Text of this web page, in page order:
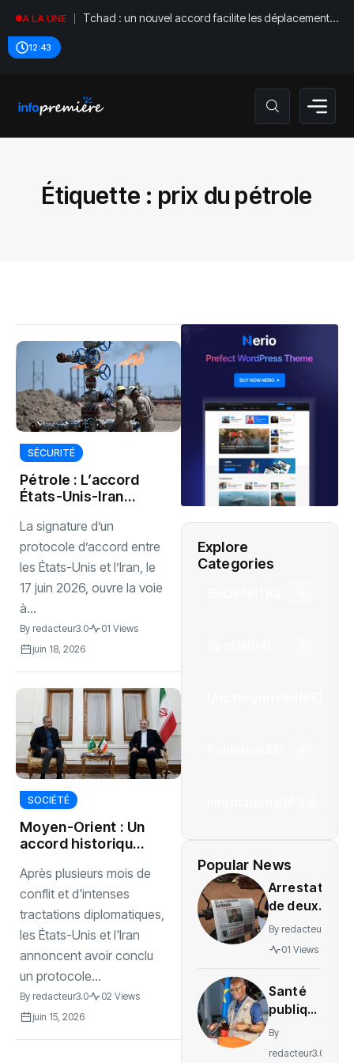
A LA UNE
Tchad : un nouvel accord facilite les déplacements
12:43
Étiquette : prix du pétrole
SÉCURITÉ
Pétrole : L’accord
États-Unis-Iran
baisser les prix du
brut
La signature d’un
protocole d’accord entre
les États-Unis et l’Iran, le
17 juin 2026, ouvre la voie
à...
By redacteur3.0
01 Views
juin 18, 2026
SOCIÉTÉ
Moyen-Orient : Un
accord historique
paix
Après plusieurs mois de
conflit et d'intenses
tractations diplomatiques,
les États-Unis et l'Iran
annoncent avoir conclu
un protocole...
By redacteur3.0
02 Views
juin 15, 2026
Explore
Categories
Popular News
Arrestation
de deux
journalistes
au Mali
indignation
By redacteur3.0
01 Views
Santé
publique
: La RDC
By
redacteur3.0